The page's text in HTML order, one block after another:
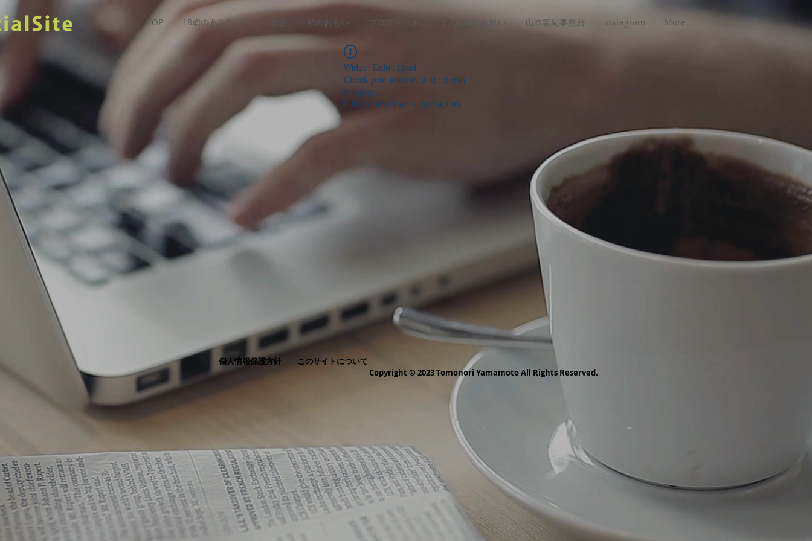
TOP 18歳のあなたへ 私のおもい プロフィール 個人献金のお願い 山本智紀事務所 instagram More
Widget Didn’t Load
Check your internet and refresh
this page.
If that doesn’t work, contact us.
個人情報保護方針
このサイトについて
Copyright © 2023 Tomonori Yamamoto All Rights Reserved.